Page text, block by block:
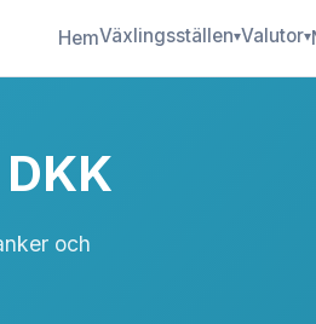
HemVäxlingsställen▾Valutor▾
och